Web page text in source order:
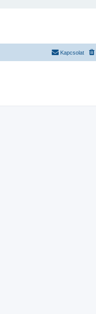
Kapcsolat